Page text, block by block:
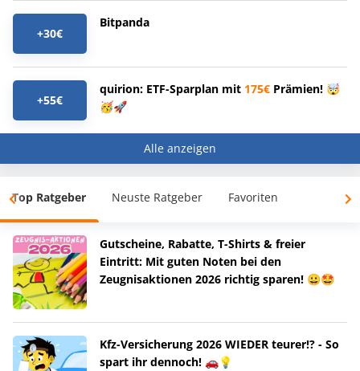
+30€
Bitpanda
+55€
quirion: ETF-Sparplan mit 175€ Prämien! 🤯
🥳🚀
Alle anzeigen
Top Ratgeber Neuste Ratgeber Favoriten
Gutscheine, Rabatte, T-Shirts & freier
Eintritt: Mit guten Noten bei den
Zeugnisaktionen 2026 richtig sparen! 😀🤩
Kfz-Versicherung 2026 WIEDER teurer!? - So
spart ihr dennoch! 🚗💡